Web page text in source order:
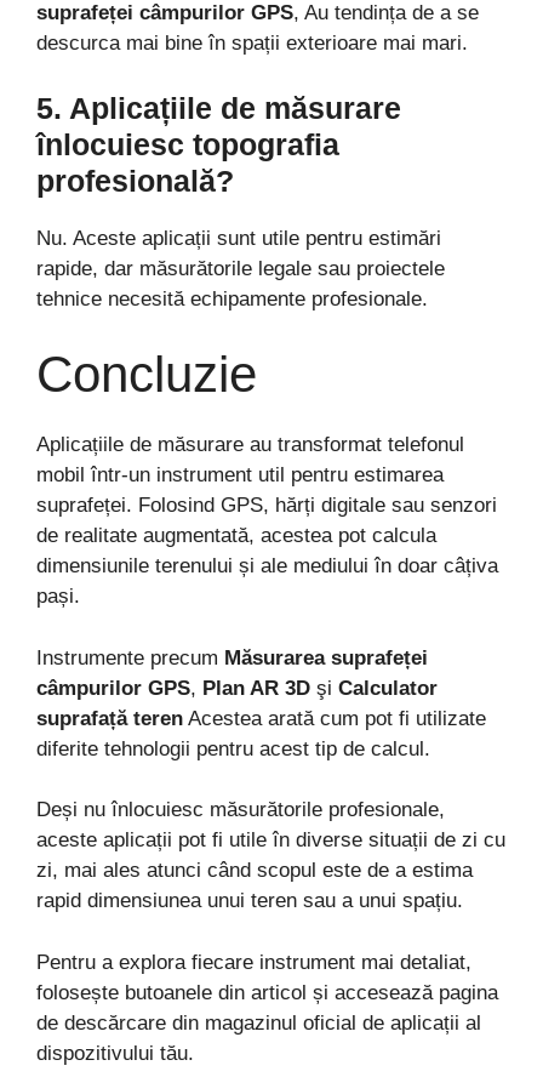
suprafeței câmpurilor GPS, Au tendința de a se
descurca mai bine în spații exterioare mai mari.
5. Aplicațiile de măsurare
înlocuiesc topografia
profesională?
Nu. Aceste aplicații sunt utile pentru estimări
rapide, dar măsurătorile legale sau proiectele
tehnice necesită echipamente profesionale.
Concluzie
Aplicațiile de măsurare au transformat telefonul
mobil într-un instrument util pentru estimarea
suprafeței. Folosind GPS, hărți digitale sau senzori
de realitate augmentată, acestea pot calcula
dimensiunile terenului și ale mediului în doar câțiva
pași.
Instrumente precum Măsurarea suprafeței
câmpurilor GPS, Plan AR 3D şi Calculator
suprafață teren Acestea arată cum pot fi utilizate
diferite tehnologii pentru acest tip de calcul.
Deși nu înlocuiesc măsurătorile profesionale,
aceste aplicații pot fi utile în diverse situații de zi cu
zi, mai ales atunci când scopul este de a estima
rapid dimensiunea unui teren sau a unui spațiu.
Pentru a explora fiecare instrument mai detaliat,
folosește butoanele din articol și accesează pagina
de descărcare din magazinul oficial de aplicații al
dispozitivului tău.